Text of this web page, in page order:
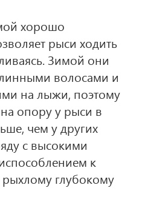
хорошо
рыси ходить
Зимой они
волосами и
на лыжи, поэтому
опору у рыси в
чем у других
с высокими
к
глубокому